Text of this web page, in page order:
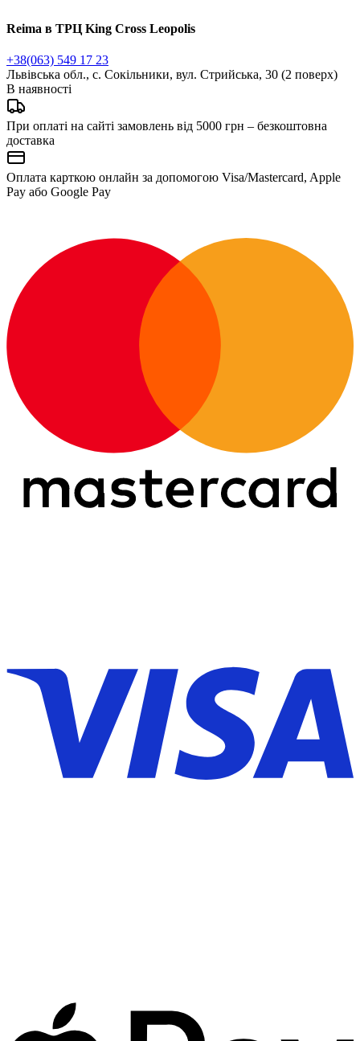
Reima в ТРЦ King Cross Leopolis
+38(063) 549 17 23
Львівська обл., с. Сокільники, вул. Стрийська, 30 (2 поверх)
В наявності
При оплаті на сайті замовлень від 5000 грн – безкоштовна
доставка
Оплата карткою онлайн за допомогою Visa/Mastercard, Apple
Pay або Google Pay